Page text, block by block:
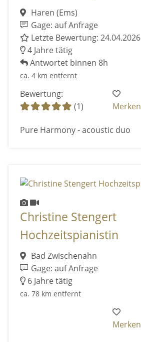
Haren (Ems)
Gage: auf Anfrage
Letzte Bewertung: 24.04.2026
4 Jahre tätig
Antwortet binnen 8h
ca. 4 km entfernt
Bewertung:
(1)
Merken
Pure Harmony - acoustic duo
Christine Stengert
Hochzeitspianistin
Bad Zwischenahn
Gage: auf Anfrage
6 Jahre tätig
ca. 78 km entfernt
Merken